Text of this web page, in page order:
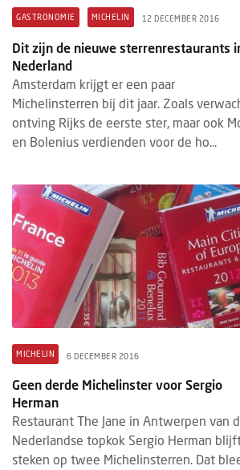
GASTRONOMIE MICHELIN 12 DECEMBER 2016
Dit zijn de nieuwe sterrenrestaurants
Nederland
Amsterdam krijgt er een paar
Michelinsterren bij dit jaar. Zoals
ontving Rijks de eerste ster, maar ook
en Bolenius verdienden voor de ho...
MICHELIN 6 DECEMBER 2016
Geen derde Michelinster voor Sergio
Herman
Restaurant The Jane in Antwerpen van
Nederlandse topkok Sergio Herman
steken op twee Michelinsterren. Dat